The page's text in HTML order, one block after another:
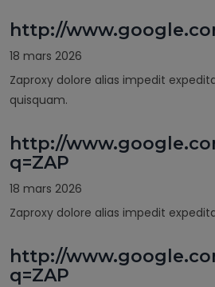
http://
18 mars 2026
Zaproxy dolore alias impedit
quisquam.
http://
q=ZAP
18 mars 2026
Zaproxy dolore alias impedit
http://
q=ZAP